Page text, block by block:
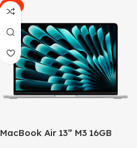
-6%
MacBook Air 13” M3 16GB